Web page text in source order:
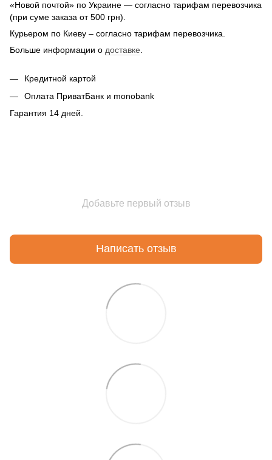
«Новой почтой» по Украине — согласно тарифам перевозчика
(при суме заказа от 500 грн).
Курьером по Киеву – согласно тарифам перевозчика.
Больше информации о доставке
Кредитной картой
Оплата ПриватБанк и monobank
Гарантия 14 дней.
Добавьте первый отзыв
Написать отзыв